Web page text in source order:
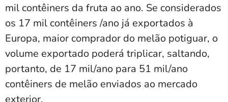
mil contêiners da fruta ao ano. Se considerados
os 17 mil contêiners /ano já exportados à
Europa, maior comprador do melão potiguar, o
volume exportado poderá triplicar, saltando,
portanto, de 17 mil/ano para 51 mil/ano
contêiners de melão enviados ao mercado
exterior.